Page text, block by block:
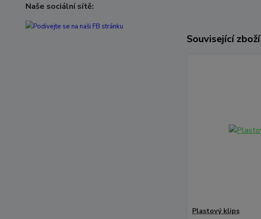
Naše sociální sítě:
Související zboží
Plastový klips